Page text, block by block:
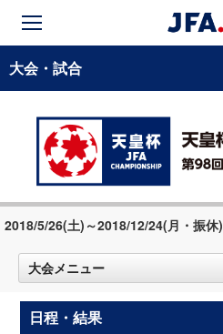
大会・試合
2018/5/26(土)～2018/12/24(月・振休)
大会メニュー
日程・結果